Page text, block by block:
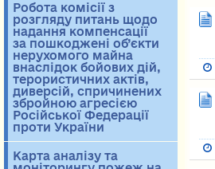
Робота комісії з
розгляду питань щодо
надання компенсації
за пошкоджені об’єкти
нерухомого майна
внаслідок бойових дій,
терористичних актів,
диверсій, спричинених
збройною агресією
Російської Федерації
проти України
Карта аналізу та